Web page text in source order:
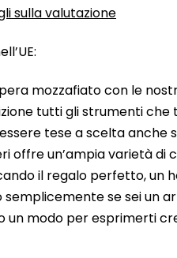
sulla valutazione
mozzafiato con le
tutti gli strumenti che
tese a scelta anche
offre un’ampia varietà di
il regalo perfetto, un
se sei un
un modo per esprimerti